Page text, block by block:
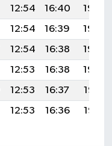
12:54 16:40
19:43
12:54 16:39
19:42
12:54 16:38
19:40
12:53 16:38
19:39
12:53 16:37
19:37
12:53 16:36 19:36